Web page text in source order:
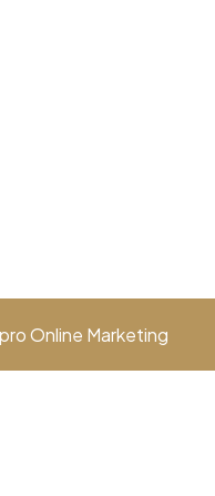
Online Marketing